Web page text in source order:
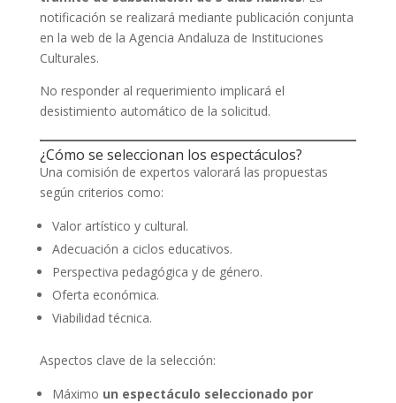
notificación se realizará mediante publicación conjunta
en la web de la Agencia Andaluza de Instituciones
Culturales.
No responder al requerimiento implicará el
desistimiento automático de la solicitud.
¿Cómo se seleccionan los espectáculos?
Una comisión de expertos valorará las propuestas
según criterios como:
Valor artístico y cultural.
Adecuación a ciclos educativos.
Perspectiva pedagógica y de género.
Oferta económica.
Viabilidad técnica.
Aspectos clave de la selección:
Máximo un espectáculo seleccionado por